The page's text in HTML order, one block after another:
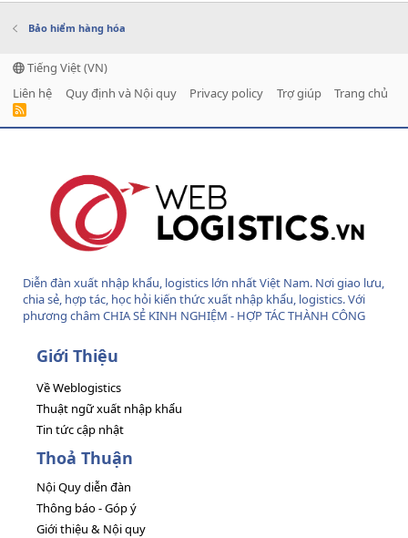
Bảo hiểm hàng hóa
Tiếng Việt (VN)
Liên hệ
Quy định và Nội quy Privacy policy Trợ giúp Trang chủ
R
Diễn đàn xuất nhập khẩu, logistics lớn nhất Việt Nam. Nơi giao lưu,
chia sẻ, hợp tác, học hỏi kiến thức xuất nhập khẩu, logistics. Với
phương châm CHIA SẺ KINH NGHIỆM - HỢP TÁC THÀNH CÔNG
Giới Thiệu
Về Weblogistics
Thuật ngữ xuất nhập khẩu
Tin tức cập nhật
Thoả Thuận
Nội Quy diễn đàn
Thông báo - Góp ý
Giới thiệu & Nội quy